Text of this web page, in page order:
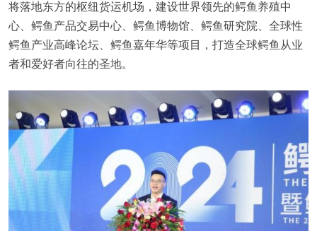
将落地东方的枢纽货运机场，建设世界领先的鳄鱼养殖中
心、鳄鱼产品交易中心、鳄鱼博物馆、鳄鱼研究院、全球性
鳄鱼产业高峰论坛、鳄鱼嘉年华等项目，打造全球鳄鱼从业
者和爱好者向往的圣地。